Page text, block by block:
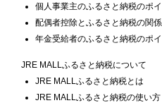
個人事業主のふるさと納税のポイ
配偶者控除とふるさと納税の関係
年金受給者のふるさと納税のポイ
JRE MALLふるさと納税について
JRE MALLふるさと納税とは
JRE MALLふるさと納税の使い方